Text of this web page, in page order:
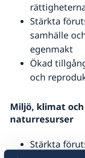
Stärkta
samhälle
egenmakt
Ökad
och
Miljö, klimat
naturresurser
Stärkta